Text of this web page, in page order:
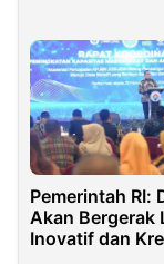
Pemerintah RI:
Akan Bergerak
Inovatif dan